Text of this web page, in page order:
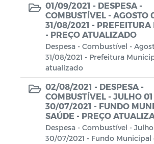
01/09/2021 - DESPESA -
COMBUSTÍVEL - AGOSTO
31/08/2021 - PREFEITURA
- PREÇO ATUALIZADO
Despesa - Combustível -
31/08/2021 - Prefeitura
atualizado
02/08/2021 - DESPESA -
COMBUSTÍVEL - JULHO
30/07/2021 - FUNDO
SAÚDE - PREÇO
Despesa - Combustível - Julho
30/07/2021 - Fundo Municipal